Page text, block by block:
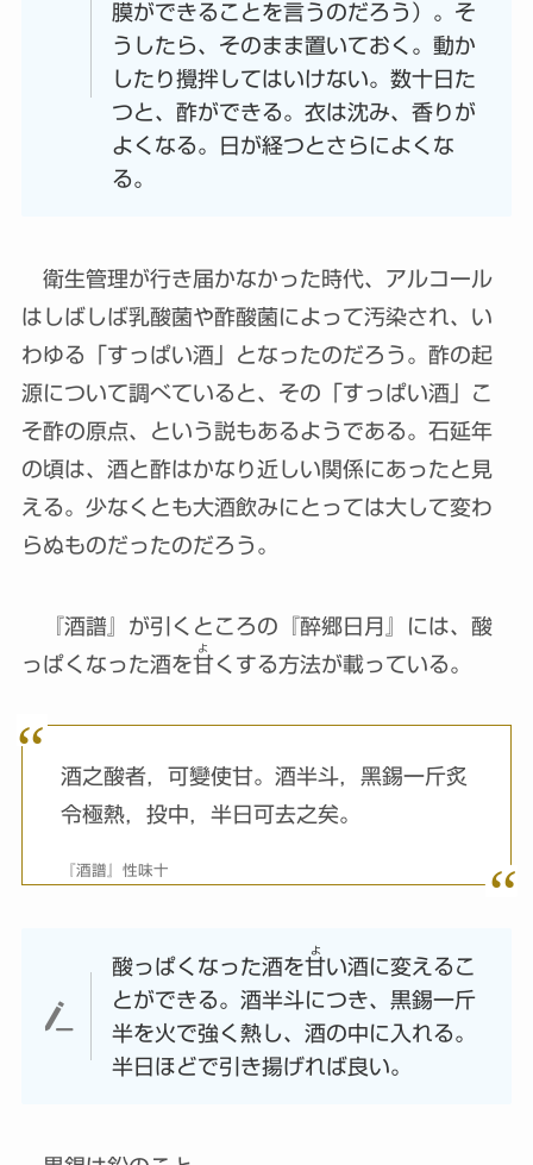
膜ができることを言うのだろう）。そ
うしたら、そのまま置いておく。動か
したり攪拌してはいけない。数十日た
つと、酢ができる。衣は沈み、香りが
よくなる。日が経つとさらによくな
る。
衛生管理が行き届かなかった時代、アルコール
はしばしば乳酸菌や酢酸菌によって汚染され、い
わゆる「すっぱい酒」となったのだろう。酢の起
源について調べていると、その「すっぱい酒」こ
そ酢の原点、という説もあるようである。石延年
の頃は、酒と酢はかなり近しい関係にあったと見
える。少なくとも大酒飲みにとっては大して変わ
らぬものだったのだろう。
『酒譜』が引くところの『醉郷日月』には、酸
っぱくなった酒を甘
よ
くする方法が載っている。
酒之酸者，可變使甘。酒半斗，黑錫一斤炙
令極熱，投中，半日可去之矣。
『酒譜』性味十
酸っぱくなった酒を甘
よ
い酒に変えるこ
とができる。酒半斗につき、黒錫一斤
半を火で強く熱し、酒の中に入れる。
半日ほどで引き揚げれば良い。